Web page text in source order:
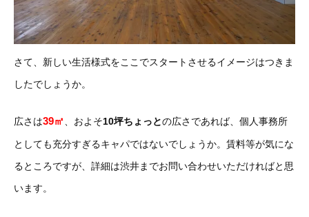
さて、新しい生活様式をここでスタートさせるイメージはつきま
したでしょうか。
広さは39㎡ 、およそ10坪ちょっとの広さであれば、個人事務所
としても充分すぎるキャパではないでしょうか。賃料等が気にな
るところですが、詳細は渋井までお問い合わせいただければと思
います。